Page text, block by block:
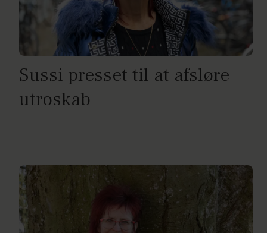
Sussi presset til at afsløre
utroskab